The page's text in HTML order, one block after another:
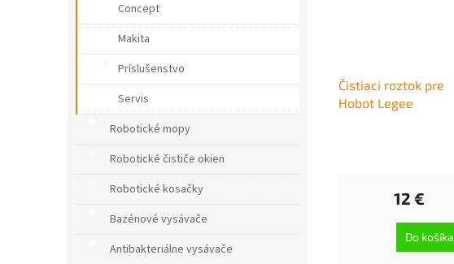
Concept
Makita
Príslušenstvo
Servis
Robotické mopy
Robotické čističe okien
Robotické kosačky
Bazénové vysávače
Antibakteriálne vysávače
Čistiaci roztok pre
Hobot Legee
12 €
Do košíka